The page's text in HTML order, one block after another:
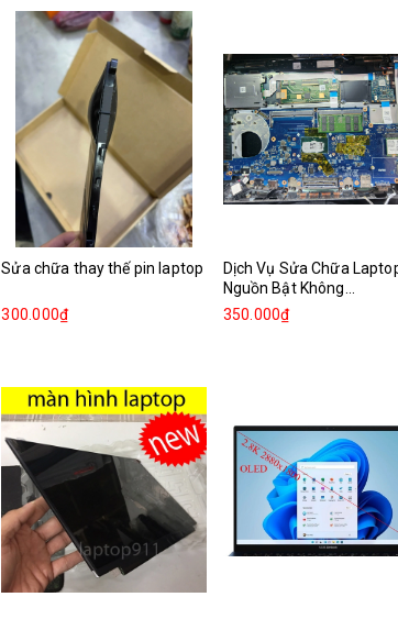
Sửa chữa thay thế pin laptop
300.000₫
Dịch Vụ Sửa Chữa
Nguồn Bật Không...
350.000₫